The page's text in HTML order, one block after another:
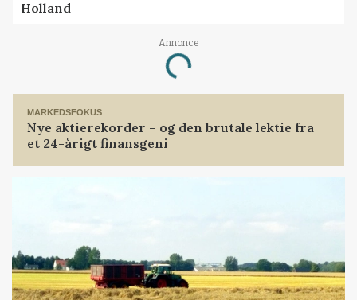
Holland
Annonce
Loading...
MARKEDSFOKUS
Nye aktierekorder – og den brutale lektie fra
et 24-årigt finansgeni